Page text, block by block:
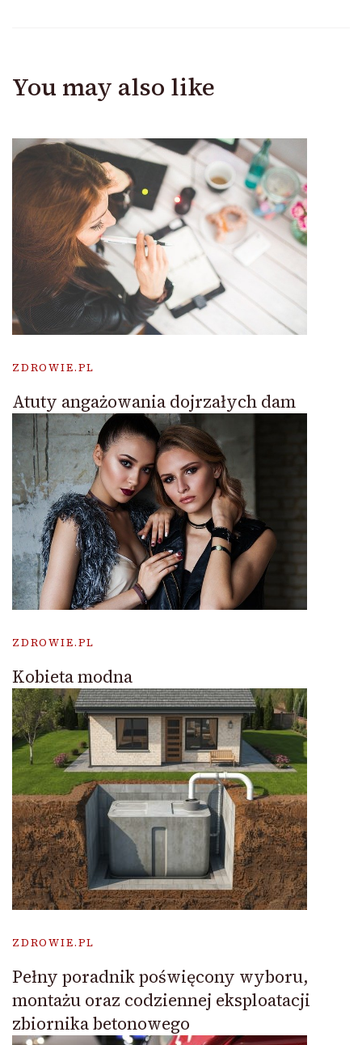
You may also like
ZDROWIE.PL
Atuty angażowania dojrzałych dam
ZDROWIE.PL
Kobieta modna
ZDROWIE.PL
Pełny poradnik poświęcony wyboru,
montażu oraz codziennej eksploatacji
zbiornika betonowego